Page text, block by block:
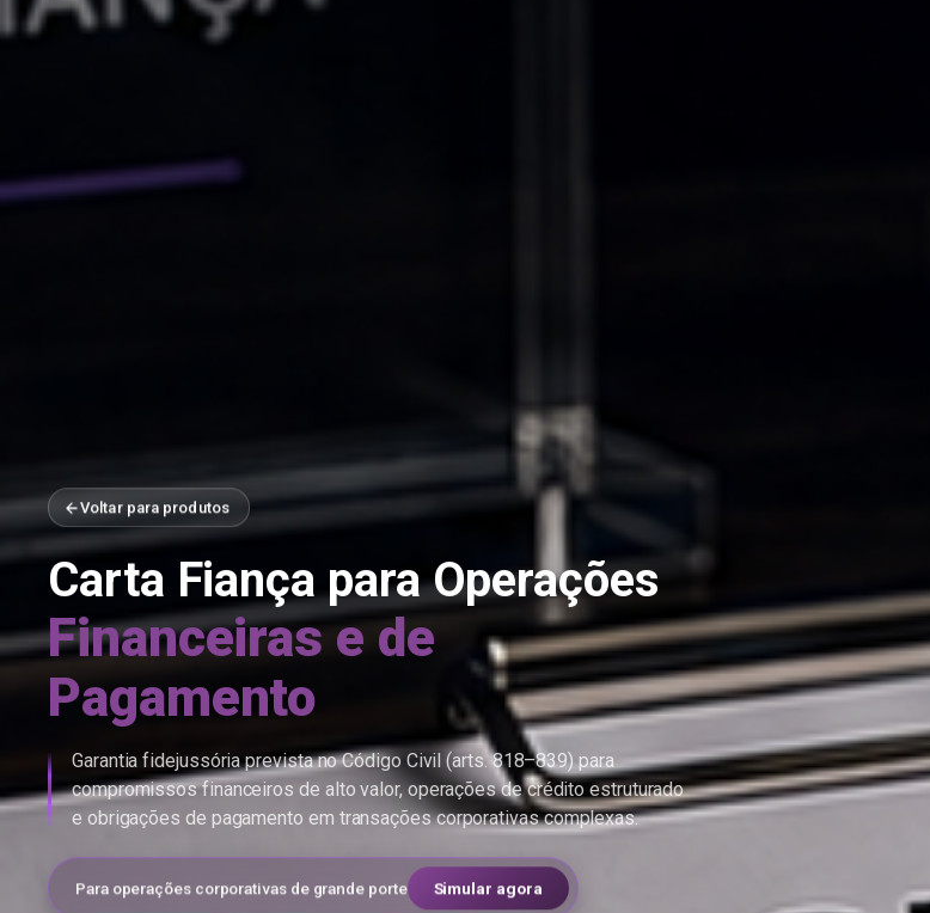
Voltar para produtos
Carta Fiança para Operações
Financeiras e de
Pagamento
Garantia fidejussória prevista no Código Civil (arts. 818–839) para
compromissos financeiros de alto valor, operações de crédito estruturado
e obrigações de pagamento em transações corporativas complexas.
Para operações corporativas de grande porte Simular agora